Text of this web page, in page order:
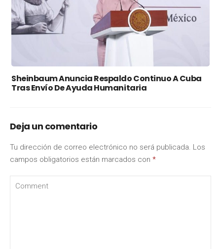
Sheinbaum Anuncia Respaldo Continuo A Cuba
Tras Envío De Ayuda Humanitaria
Deja un comentario
Tu dirección de correo electrónico no será publicada. Los
campos obligatorios están marcados con *